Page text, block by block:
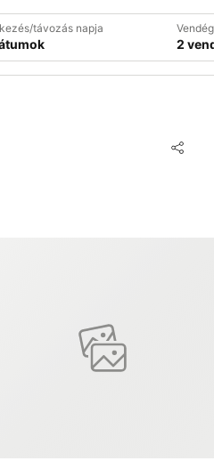
távozás napja
2